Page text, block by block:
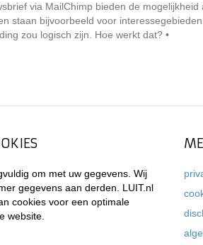
via MailChimp bieden de mogelijkheid
staan bijvoorbeeld voor interessegebieden.
zou logisch zijn. Hoe werkt dat? •
om met uw gegevens. Wij
gegevens aan derden. LUIT.nl
cookies voor een optimale
website.